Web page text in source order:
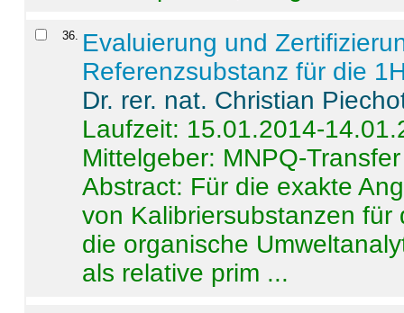
36. Evaluierung und
Referenzsubstanz für die
Dr. rer. nat. Christian
Laufzeit: 15.01.2014-
Mittelgeber: MNPQ-Transfer
Abstract: Für die exakte
von Kalibriersubstanzen
die organische
als relative prim ...